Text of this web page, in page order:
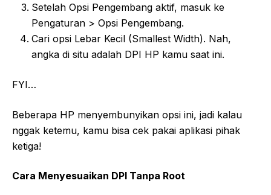
Setelah Opsi Pengembang aktif, masuk ke
Pengaturan > Opsi Pengembang.
Cari opsi Lebar Kecil (Smallest Width). Nah,
angka di situ adalah DPI HP kamu saat ini.
FYI…
Beberapa HP menyembunyikan opsi ini, jadi kalau
nggak ketemu, kamu bisa cek pakai aplikasi pihak
ketiga!
Cara Menyesuaikan DPI Tanpa Root